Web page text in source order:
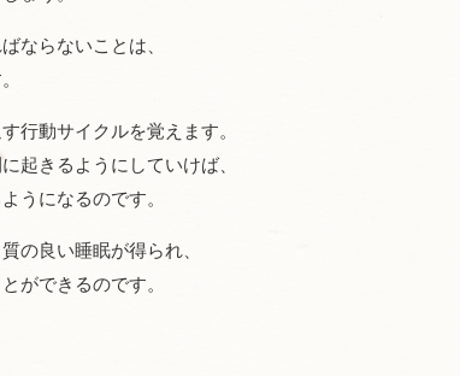
ならないことは、
行動サイクルを覚えます。
起きるようにしていけば、
うになるのです。
の良い睡眠が得られ、
ができるのです。